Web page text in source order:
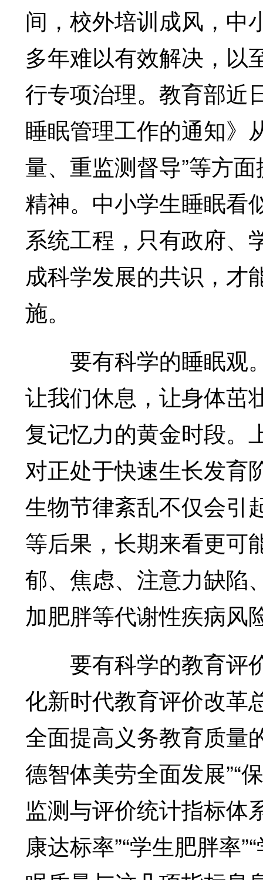
间，校外培训成风，中
多年难以有效解决，以
行专项治理。教育部近
睡眠管理工作的通知》
量、重监测督导”等方
精神。中小学生睡眠看
系统工程，只有政府、
成科学发展的共识，才
施。
要有科学的睡眠观
让我们休息，让身体茁
复记忆力的黄金时段。
对正处于快速生长发育
生物节律紊乱不仅会引
等后果，长期来看更可
郁、焦虑、注意力缺陷
加肥胖等代谢性疾病风
要有科学的教育评
化新时代教育评价改革
全面提高义务教育质量
德智体美劳全面发展”“
监测与评价统计指标体
康达标率”“学生肥胖率